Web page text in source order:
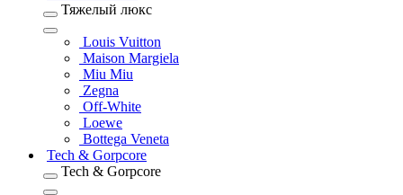
Тяжелый люкс
Louis Vuitton
Maison Margiela
Miu Miu
Zegna
Off-White
Loewe
Bottega Veneta
Tech & Gorpcore
Tech & Gorpcore